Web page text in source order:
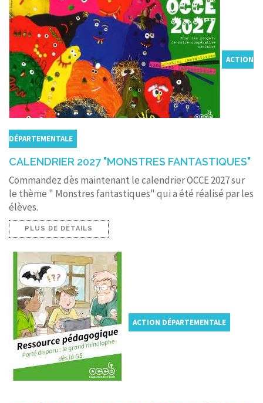
ACTION
DÉPARTEMENTALE
CALENDRIER 2027 "MONSTRES FANTASTIQUES"
Commandez dès maintenant le calendrier OCCE 2027 sur
le thème " Monstres fantastiques" qui a été réalisé par les
élèves.
PLUS DE DÉTAILS
ACTION DÉPARTEMENTALE